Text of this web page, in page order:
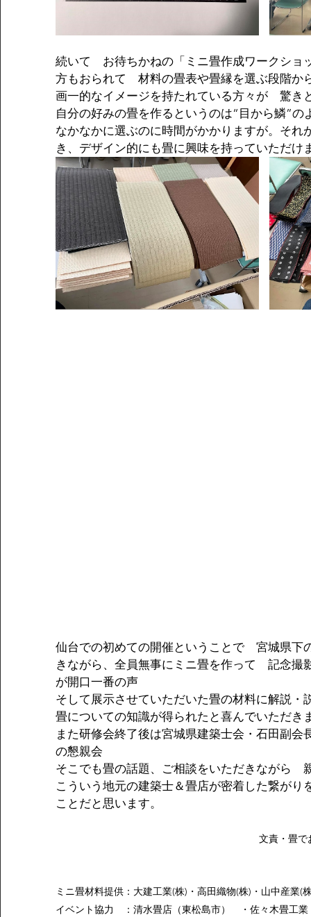
続いて　お待ちかねの「ミニ畳作成ワークショ
方もおられて　材料の畳表や畳縁を選ぶ段階か
画一的なイメージを持たれている方々が　驚
自分の好みの畳を作るというのは“目から鱗”
なかなかに選ぶのに時間がかかりますが。それ
き、デザイン的にも畳に興味を持っていただけ
仙台での初めての開催ということで　宮城県下
きながら、全員無事にミニ畳を作って　記念撮
が開口一番の声
そして展示させていただいた畳の材料に解説・
畳についての知識が得られたと喜んでいただき
また研修会終了後は宮城県建築士会・石田副会
の懇親会
そこでも畳の話題、ご相談をいただきながら　
こういう地元の建築士＆畳店が密着した繋がり
ことだと思います。
文責・畳で
ミニ畳材料提供：大建工業(株)・高田織物(株)・山中産業(
イベント協力　：清水畳店（東松島市）　・佐々木畳工